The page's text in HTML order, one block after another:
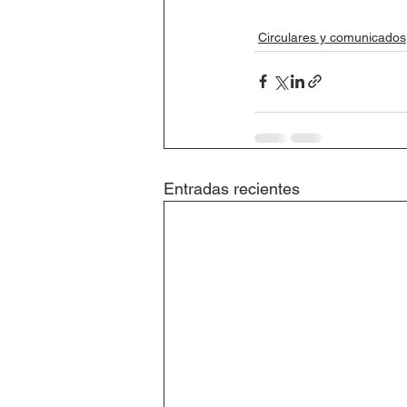
Circulares y comunicados
Entradas recientes